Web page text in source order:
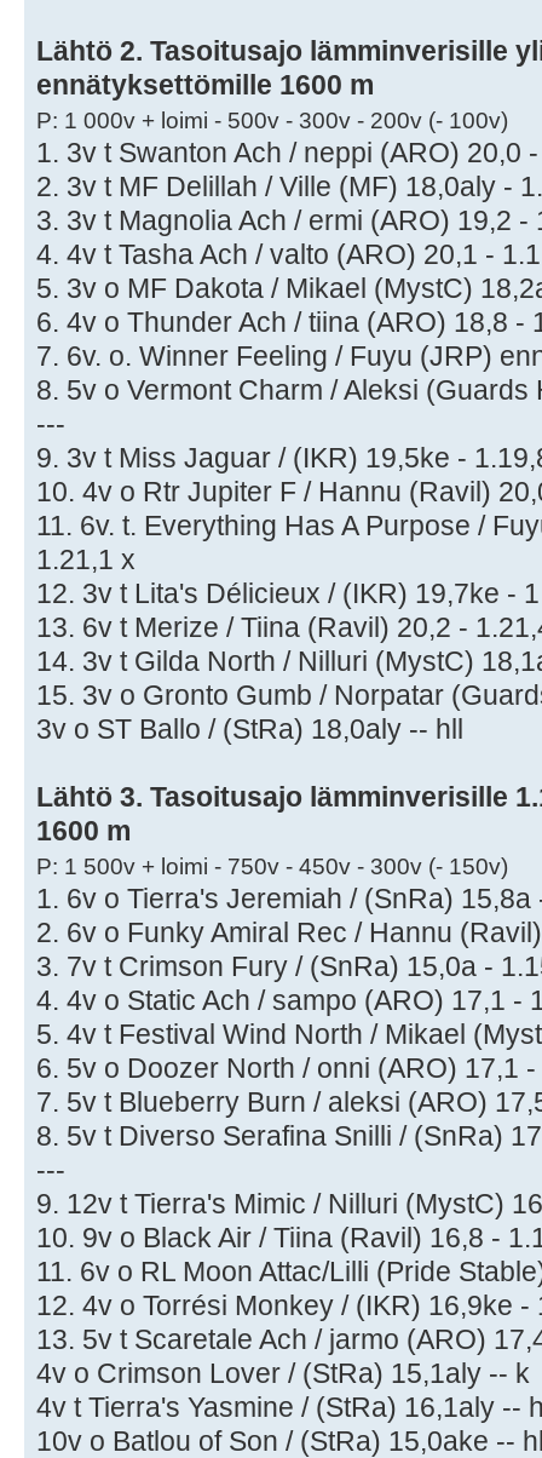
Lähtö 2. Tasoitusajo lämminverisille
ennätyksettömille 1600 m
P: 1 000v + loimi - 500v - 300v - 200v (- 100v)
1. 3v t Swanton Ach / neppi (ARO) 20,0
2. 3v t MF Delillah / Ville (MF) 18,0aly -
3. 3v t Magnolia Ach / ermi (ARO) 19,2 -
4. 4v t Tasha Ach / valto (ARO) 20,1 -
5. 3v o MF Dakota / Mikael (MystC)
6. 4v o Thunder Ach / tiina (ARO) 18,8 -
7. 6v. o. Winner Feeling / Fuyu (JRP)
8. 5v o Vermont Charm / Aleksi (Guards
---
9. 3v t Miss Jaguar / (IKR) 19,5ke -
10. 4v o Rtr Jupiter F / Hannu (Ravil)
11. 6v. t. Everything Has A Purpose /
1.21,1 x
12. 3v t Lita's Délicieux / (IKR) 19,7ke -
13. 6v t Merize / Tiina (Ravil) 20,2 -
14. 3v t Gilda North / Nilluri (MystC)
15. 3v o Gronto Gumb / Norpatar
3v o ST Ballo / (StRa) 18,0aly -- hll
Lähtö 3. Tasoitusajo lämminverisille
1600 m
P: 1 500v + loimi - 750v - 450v - 300v (- 150v)
1. 6v o Tierra's Jeremiah / (SnRa) 15,8a
2. 6v o Funky Amiral Rec / Hannu
3. 7v t Crimson Fury / (SnRa) 15,0a -
4. 4v o Static Ach / sampo (ARO) 17,1 -
5. 4v t Festival Wind North / Mikael
6. 5v o Doozer North / onni (ARO) 17,1
7. 5v t Blueberry Burn / aleksi (ARO)
8. 5v t Diverso Serafina Snilli / (SnRa)
---
9. 12v t Tierra's Mimic / Nilluri (MystC)
10. 9v o Black Air / Tiina (Ravil) 16,8 -
11. 6v o RL Moon Attac/Lilli (Pride
12. 4v o Torrési Monkey / (IKR) 16,9ke -
13. 5v t Scaretale Ach / jarmo (ARO)
4v o Crimson Lover / (StRa) 15,1aly -- k
4v t Tierra's Yasmine / (StRa) 16,1aly --
10v o Batlou of Son / (StRa) 15,0ake --